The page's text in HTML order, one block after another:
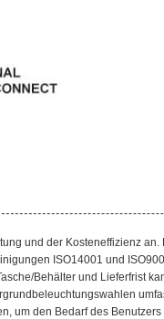
und der Kosteneffizienz an.
ISO14001 und
Behälter und Lieferfrist
um den Bedarf des Benutzers